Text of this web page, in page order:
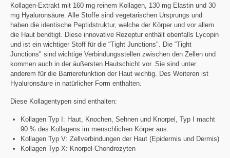
Kollagen-Extrakt mit 160 mg reinem Kollagen, 130 mg Elastin und 30
mg Hyaluronsäure. Alle Stoffe sind vegetarischen Ursprungs und
haben die identische Peptidstruktur, welche der Körper und vor allem
die Haut benötigt. Diese innovative Rezeptur enthält ebenfalls Lycopin
und ist ein wichtiger Stoff für die “Tight Junctions". Die “Tight
Junctions" sind wichtige Verbindungsstellen zwischen den Zellen und
kommen auch in der äußersten Hautschicht vor. Sie sind unter
anderem für die Barrierefunktion der Haut wichtig. Des Weiteren ist
Hyaluronsäure in natürlicher Form enthalten.
Diese Kollagentypen sind enthalten:
Kollagen Typ I: Haut, Knochen, Sehnen und Knorpel, Typ I macht
90 % des Kollagens im menschlichen Körper aus.
Kollagen Typ V: Zellverbindungen der Haut (Epidermis und Dermis)
Kollagen Typ X: Knorpel-Chondrozyten